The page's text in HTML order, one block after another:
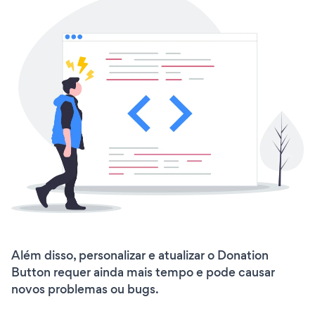
Além disso, personalizar e atualizar o Donation
Button requer ainda mais tempo e pode causar
novos problemas ou bugs.